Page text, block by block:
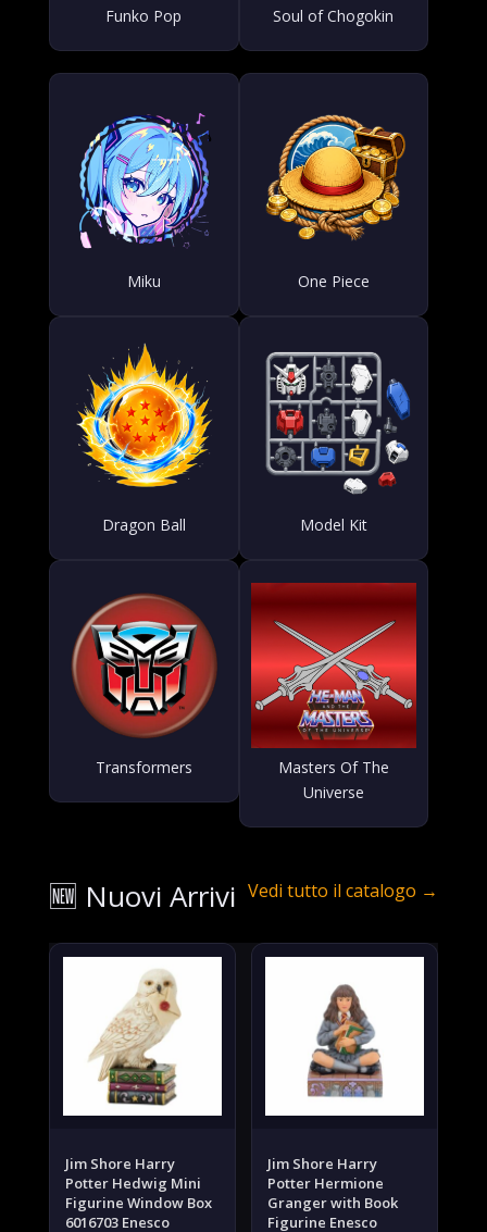
Funko Pop Soul of Chogokin
Miku One Piece
Dragon Ball Model Kit
Transformers
Masters Of The
Universe
🆕 Nuovi Arrivi Vedi tutto il catalogo →
Jim Shore Harry
Potter Hedwig Mini
Figurine Window Box
6016703 Enesco
Jim Shore Harry
Potter Hermione
Granger with Book
Figurine Enesco